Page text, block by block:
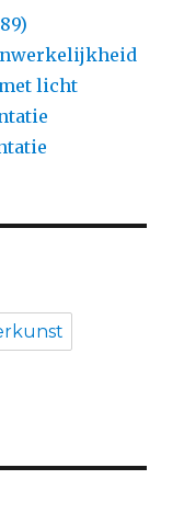
licht